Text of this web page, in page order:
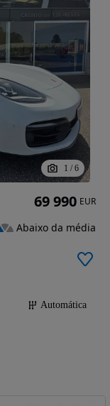
1 / 6
Automática
69 990 EUR
Abaixo da média